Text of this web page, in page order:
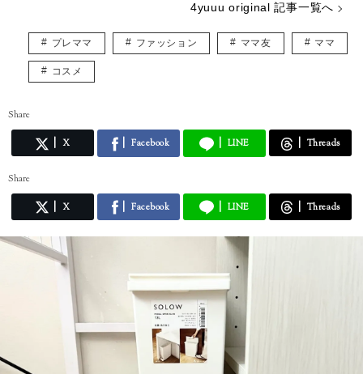
4yuuu original 記事一覧へ
プレママ ファッション ママ友 ママ
コスメ
Share
X Facebook LINE Threads
Share
X Facebook LINE Threads